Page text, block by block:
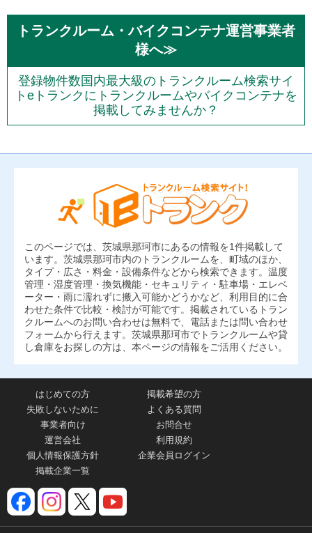
トランクルーム・バイクコンテナ運営事業者
様へ≫
登録物件数国内最大級のトランクルーム検索サイ
トeトランクにトランクルームやバイクコンテナを
掲載してみませんか？
このページでは、茨城県那珂市にあるの情報を1件掲載して
います。茨城県那珂市内のトランクルームを、町域のほか、
タイプ・広さ・料金・設備条件などから検索できます。温度
管理・湿度管理・換気機能・セキュリティ・駐車場・エレベ
ーター・雨に濡れずに搬入可能かどうかなど、利用目的に合
わせた条件で比較・検討が可能です。掲載されているトラン
クルームへのお問い合わせは無料で、電話または問い合わせ
フォームから行えます。茨城県那珂市でトランクルームや貸
し倉庫をお探しの方は、本ページの情報をご活用ください。
はじめての方
掲載希望の方
失敗しないために
よくある質問
事業者向け
お問合せ
運営会社
利用規約
個人情報保護方針
企業会員ログイン
掲載企業一覧